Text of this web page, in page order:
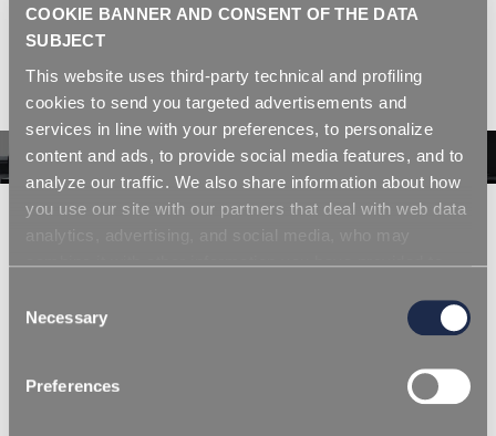
COOKIE BANNER AND CONSENT OF THE DATA
SUBJECT
This website uses third-party technical and profiling
cookies to send you targeted advertisements and
services in line with your preferences, to personalize
content and ads, to provide social media features, and to
analyze our traffic. We also share information about how
you use our site with our partners that deal with web data
combine it with other information you have provided to
services. Simply closing the banner does not signify your
acceptance of cookies and other technologies. Please,
. Consent can be expressed by
clicking "Accept all cookies" or by selecting the different
Selection
Necessary
Preferences
de colorantes líquidos, aditivos, equipos de dosificación
constantemente formulaciones innovadoras de colores
y aditivos para optimizar el rendimiento de los